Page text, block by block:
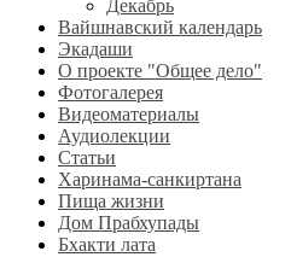
Декабрь
Вайшнавский календарь
Экадаши
О проекте "Общее дело"
Фотогалерея
Видеоматериалы
Аудиолекции
Статьи
Харинама-санкиртана
Пища жизни
Дом Прабхупады
Бхакти лата